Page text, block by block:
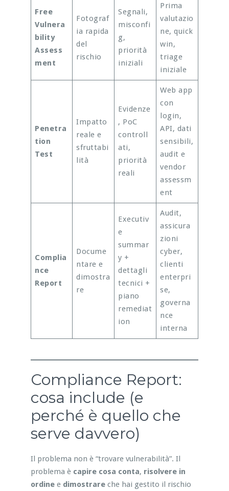
Free
Vulnera
bility
Assess
ment
Fotograf
ia rapida
del
rischio
Segnali,
misconfi
g,
priorità
iniziali
Prima
valutazio
ne, quick
win,
triage
iniziale
Penetra
tion
Test
Impatto
reale e
sfruttabi
lità
Evidenze
, PoC
controll
ati,
priorità
reali
Web app
con
login,
API, dati
sensibili,
audit e
vendor
assessm
ent
Complia
nce
Report
Docume
ntare e
dimostra
re
Executiv
e
summar
y +
dettagli
tecnici +
piano
remediat
ion
Audit,
assicura
zioni
cyber,
clienti
enterpri
se,
governa
nce
interna
Compliance Report:
cosa include (e
perché è quello che
serve davvero)
Il problema non è “trovare vulnerabilità”. Il
problema è capire cosa conta, risolvere in
ordinee dimostrareche hai gestito il rischio